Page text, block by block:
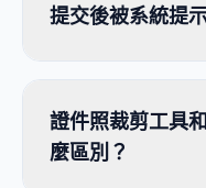
提交後被系統提
證件照裁剪工具
麼區別？